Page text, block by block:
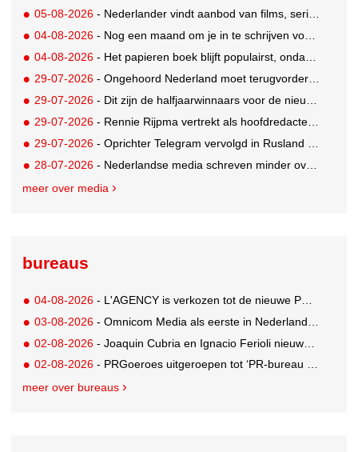
05-08-2026 - Nederlander vindt aanbod van films, series en sport vaak versnipperd
04-08-2026 - Nog een maand om je in te schrijven voor de Mercurs 2026
04-08-2026 - Het papieren boek blijft populairst, ondanks digitale alternatieven
29-07-2026 - Ongehoord Nederland moet terugvordering betalen aan Commissariaat voor de Media
29-07-2026 - Dit zijn de halfjaarwinnaars voor de nieuwe Ster Goede Loeki 2026
29-07-2026 - Rennie Rijpma vertrekt als hoofdredacteur van het AD
29-07-2026 - Oprichter Telegram vervolgd in Rusland voor 'hulp aan terroristen'
28-07-2026 - Nederlandse media schreven minder over dit WK
meer over media
bureaus
04-08-2026 - L'AGENCY is verkozen tot de nieuwe PR-partner van KoRo
03-08-2026 - Omnicom Media als eerste in Nederland actief met advertenties in ChatGPT
02-08-2026 - Joaquin Cubria en Ignacio Ferioli nieuwe Global CCO’s GUT, Renata Neumann Global Head of Production
02-08-2026 - PRGoeroes uitgeroepen tot ‘PR-bureau van het jaar 2026’
meer over bureaus